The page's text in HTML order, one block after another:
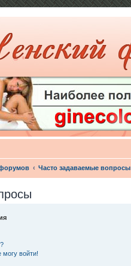
Часто задаваемые вопросы
могу войти!